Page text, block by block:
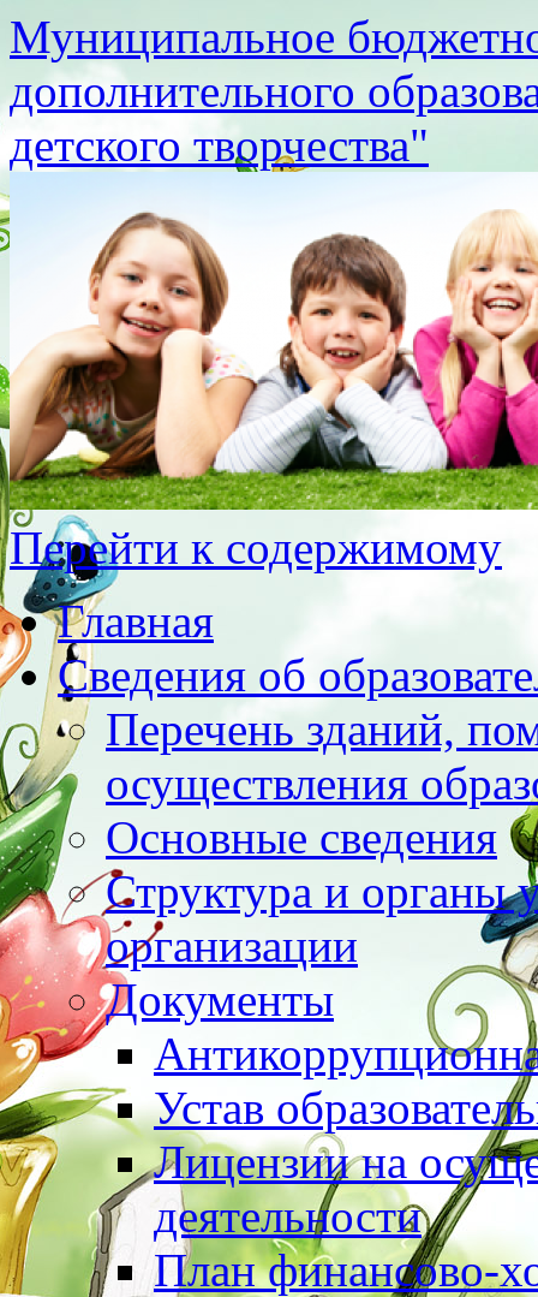
Муниципальное
дополнительного
детского творчества"
Перейти к содержимому
Главная
Сведения об
Перечень зданий,
осуществления
Основные сведения
Структура и органы
организации
Документы
Устав
Лицензии на
деятельности
План финансово-